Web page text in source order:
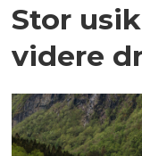
Stor
videre